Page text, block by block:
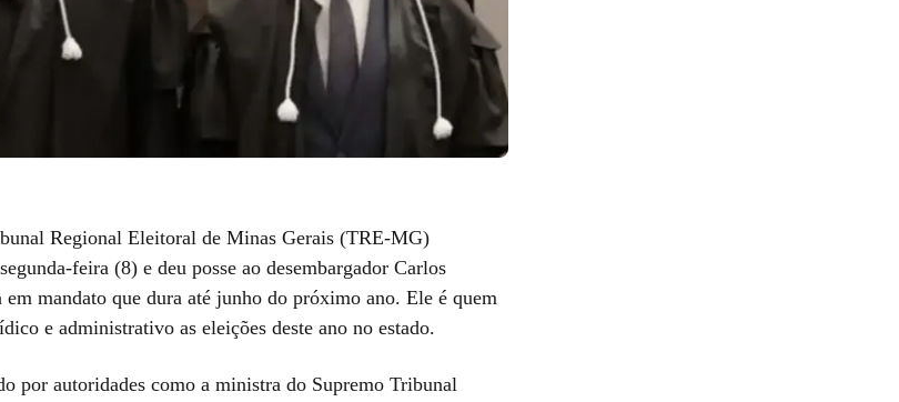
Regional Eleitoral de Minas Gerais (TRE-MG)
feira (8) e deu posse ao desembargador Carlos
mandato que dura até junho do próximo ano. Ele é quem
e administrativo as eleições deste ano no estado.
por autoridades como a ministra do Supremo Tribunal